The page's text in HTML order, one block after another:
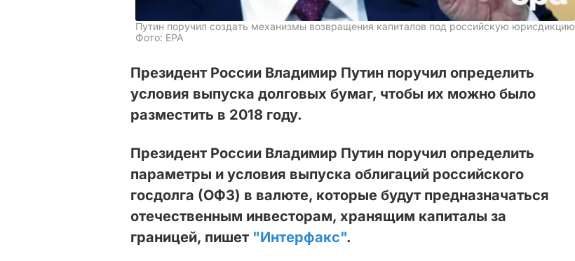
Путин поручил создать механизмы возвращения капиталов под российскую юрисдикцию
Фото: ЕРА
Президент России Владимир Путин поручил определить
условия выпуска долговых бумаг, чтобы их можно было
разместить в 2018 году.
Президент России Владимир Путин поручил определить
параметры и условия выпуска облигаций российского
госдолга (ОФЗ) в валюте, которые будут предназначаться
отечественным инвесторам, хранящим капиталы за
границей, пишет "Интерфакс".